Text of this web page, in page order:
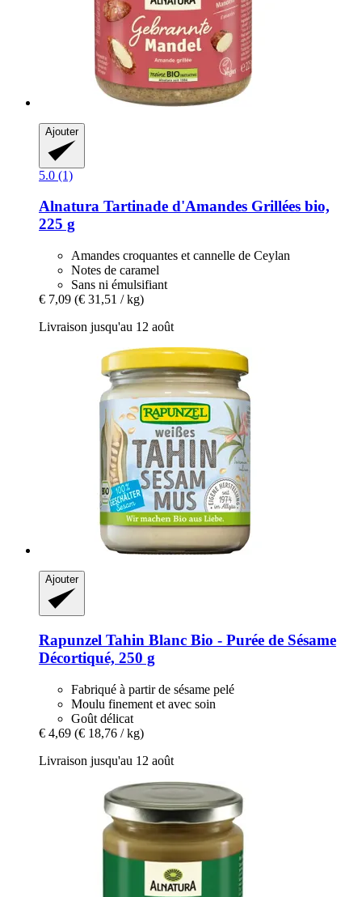
Ajouter
5.0 (1)
Alnatura Tartinade d'Amandes Grillées bio,
225 g
Amandes croquantes et cannelle de Ceylan
Notes de caramel
Sans ni émulsifiant
€ 7,09 (€ 31,51 / kg)
Livraison jusqu'au 12 août
Ajouter
Rapunzel Tahin Blanc Bio -​ Purée de Sésame
Décortiqué, 250 g
Fabriqué à partir de sésame pelé
Moulu finement et avec soin
Goût délicat
€ 4,69 (€ 18,76 / kg)
Livraison jusqu'au 12 août